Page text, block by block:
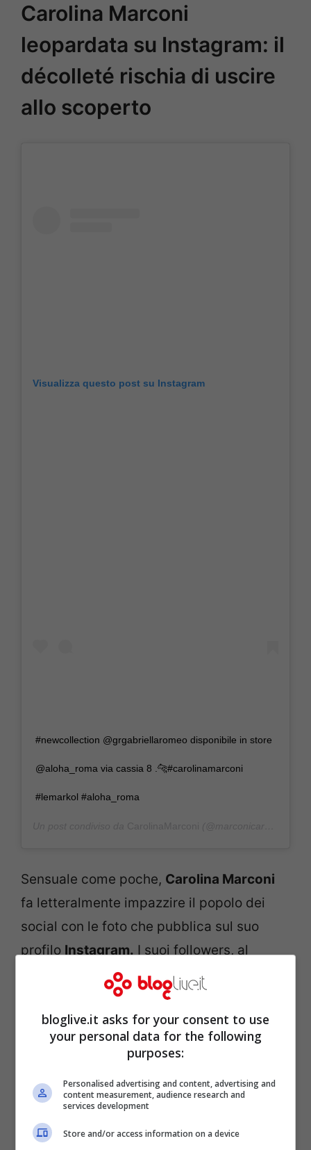
Carolina Marconi
leopardata su Instagram: il
décolleté rischia di uscire
allo scoperto
Visualizza questo post su Instagram
#newcollection @grgabriellaromeo disponibile in store
@aloha_roma via cassia 8 .🐆#carolinamarconi
#lemarkol #aloha_roma
Sensuale come poche, Carolina Marconi
fa letteralmente impazzire il popolo dei
social con le foto che pubblica sul suo
profilo Instagram. I suoi followers, al
momento 183 mila, rischiano l’infarto ogni
volta che osservano le fantastiche curve
della showgirl venezuelana.
bloglive.it asks for your consent to use
your personal data for the following
purposes:
Personalised advertising and content, advertising and
content measurement, audience research and
services development
Store and/or access information on a device